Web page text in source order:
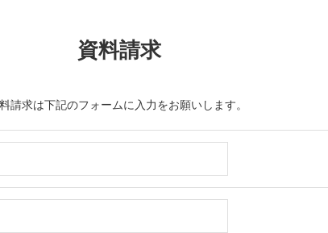
資料請求
請求は下記のフォームに入力をお願いします。